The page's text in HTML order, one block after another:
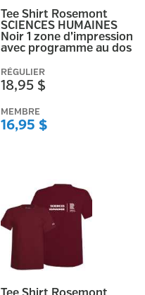
Tee Shirt Rosemont
SCIENCES HUMAINES
Noir 1 zone d’impression
avec programme au dos
RÉGULIER
18,95 $
MEMBRE
16,95 $